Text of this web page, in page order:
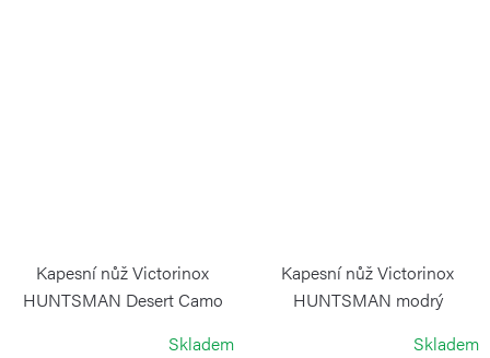
Kapesní nůž Victorinox
HUNTSMAN Desert Camo
Skladem
Kapesní nůž Victorinox
HUNTSMAN modrý
Skladem